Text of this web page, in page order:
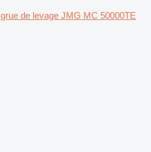
grue de levage JMG MC 50000TE